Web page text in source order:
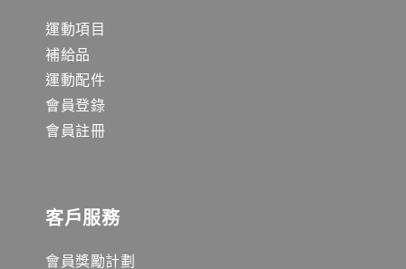
運動項目
補給品
運動配件
會員登錄
會員註冊
客戶服務
會員獎勵計劃